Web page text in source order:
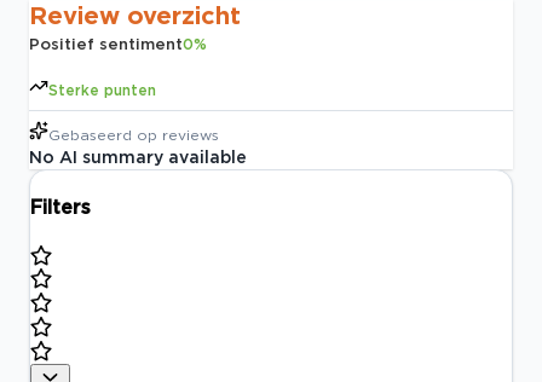
Review overzicht
Positief sentiment0%
Sterke punten
Gebaseerd op reviews
No AI summary available
Filters